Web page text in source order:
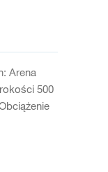
Arena
500